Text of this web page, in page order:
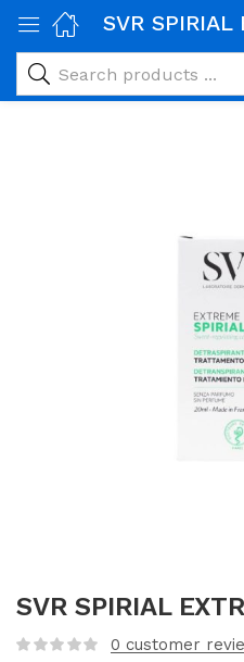
alimentaires)
SVR SPIRIAL
0 customer